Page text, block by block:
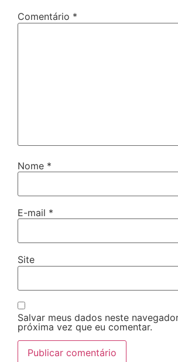
Comentário *
Nome *
E-mail *
Site
Salvar meus dados neste
próxima vez que eu comentar.